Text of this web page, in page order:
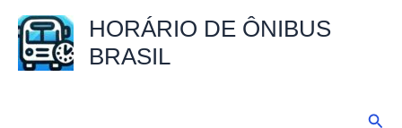
para
HORÁRIO DE ÔNIBUS
BRASIL